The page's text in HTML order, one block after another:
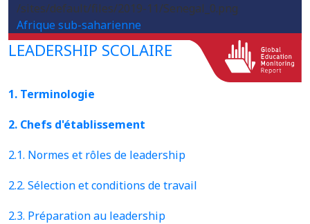
/sites/default/files/2019-11/Senegal_0.png
Afrique sub-saharienne
LEADERSHIP SCOLAIRE
1. Terminologie
2. Chefs d'établissement
2.1. Normes et rôles de leadership
2.2. Sélection et conditions de travail
2.3. Préparation au leadership